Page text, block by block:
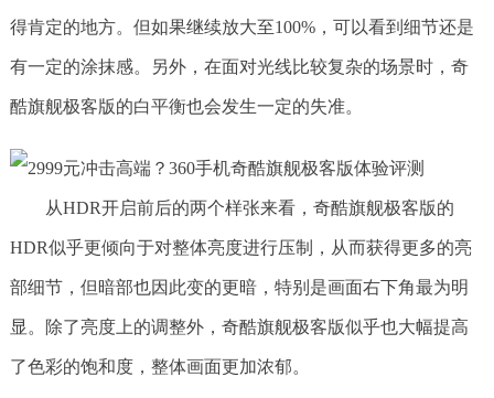
得肯定的地方。但如果继续放大至100%，可以看到细节还是
有一定的涂抹感。另外，在面对光线比较复杂的场景时，奇
酷旗舰极客版的白平衡也会发生一定的失准。
从HDR开启前后的两个样张来看，奇酷旗舰极客版的
HDR似乎更倾向于对整体亮度进行压制，从而获得更多的亮
部细节，但暗部也因此变的更暗，特别是画面右下角最为明
显。除了亮度上的调整外，奇酷旗舰极客版似乎也大幅提高
了色彩的饱和度，整体画面更加浓郁。